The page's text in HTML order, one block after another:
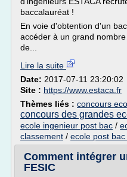
baccalauréat !
En voie d'obtention d'un
accéder à un grand
de...
Lire la suite
Date: 2017-07-11 23:20:02
Site : https://www.estaca.fr
Thèmes liés : concours
concours des grandes
ecole ingenieur post bac /
classement / ecole post
Comment intégrer
FESIC